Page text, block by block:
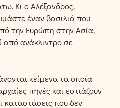
Κι ο Αλέξανδρος,
έναν βασιλιά που
την Ευρώπη στην Ασία,
από ανάκλιντρο σε
κείµενα τα οποία
πηγές και εστιάζουν
καταστάσεις που δεν